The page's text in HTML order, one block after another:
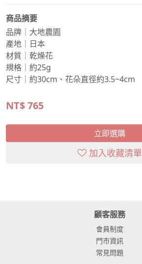
商品摘要
品牌｜大地農園
產地｜日本
材質｜乾燥花
規格｜約25g
尺寸｜約30cm、花朵直徑約3.5~4cm
NT$765
立即選購
加入收藏清單
顧客服務
會員制度
門市資訊
常見問題